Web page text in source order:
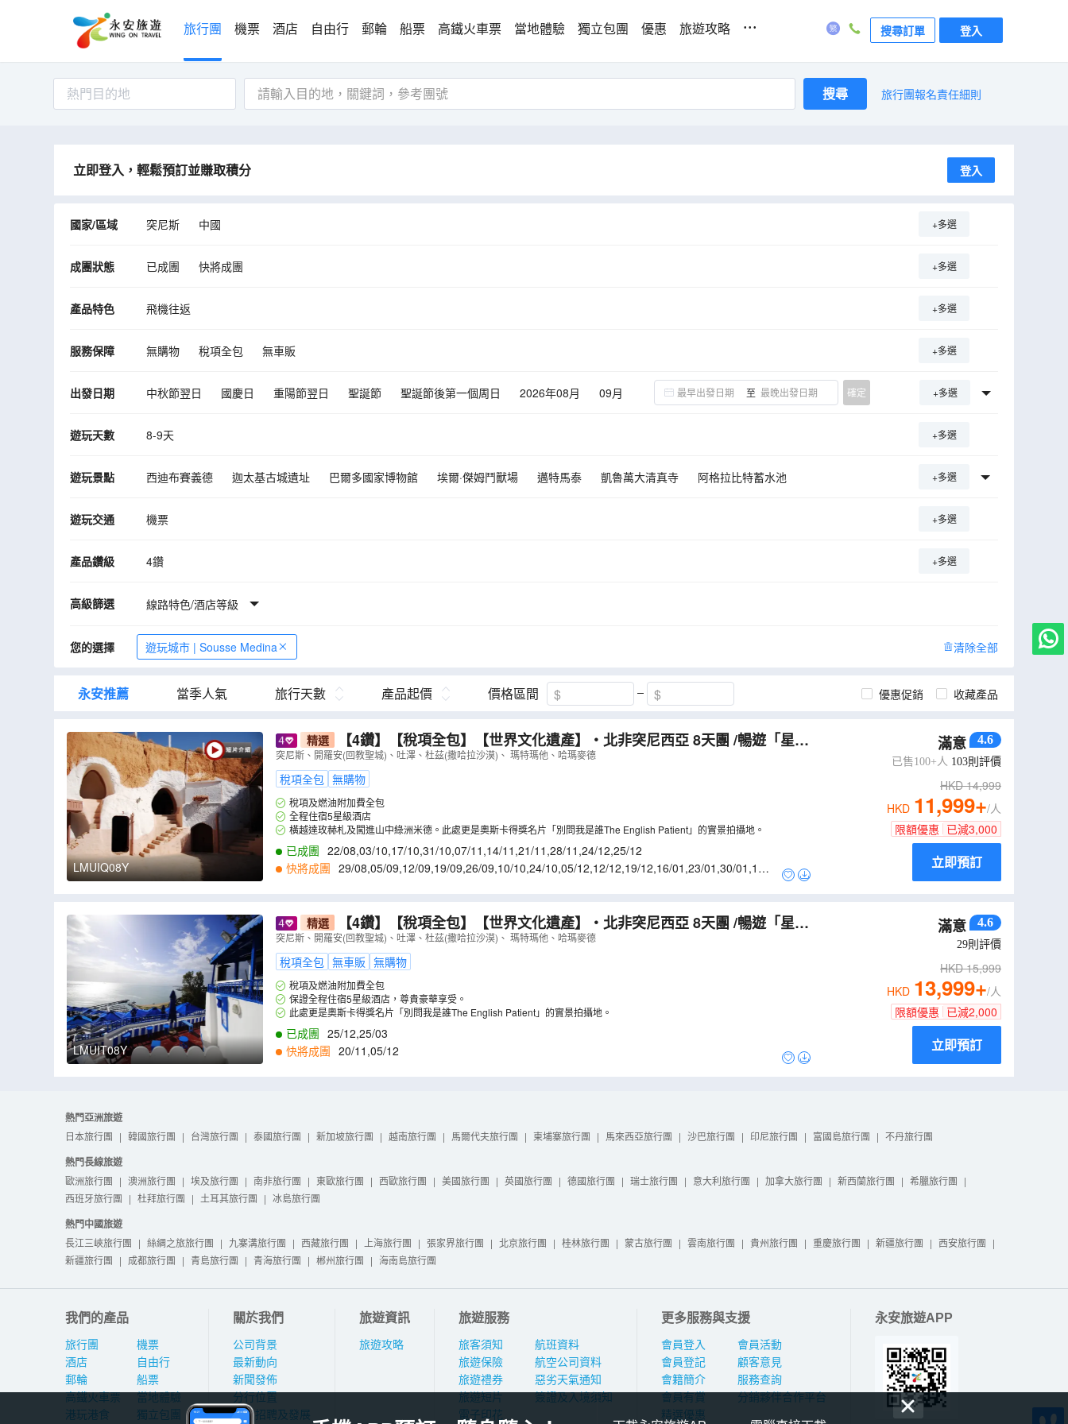
旅行團 機票 酒店 自由行 郵輪 船票 高鐵火車票 當地體驗 獨立包團 優惠 旅遊攻略 ... 搜尋訂單 登入
熱門目的地 搜尋 旅行團報名責任細則
立即登入，輕鬆預訂並賺取積分 登入
國家/區域 突尼斯 中國 +多選
成團狀態 已成團 快將成團 +多選
產品特色 飛機往返 +多選
服務保障 無購物 稅項全包 無車販 +多選
出發日期 中秋節翌日 國慶日 重陽節翌日 聖誕節 聖誕節後第一個周日 2026年08月
09月
至 確定 +多選
遊玩天數 8-9天 +多選
遊玩景點 西迪布賽義德 迦太基古城遺址 巴爾多國家博物館 埃爾·傑姆鬥獸場 邁特馬泰 凱魯萬大清真寺
阿格拉比特蓄水池
+多選
遊玩交通 機票 +多選
產品鑽級 4鑽 +多選
高級篩選 線路特色/酒店等級
您的選擇 遊玩城市 | Sousse Medina 清除全部
永安推薦 當季人氣 旅行天數 產品起價 價格區間 優惠促銷 收藏產品
LMUIQ08Y
精選 【4鑽】【稅項全包】【世界文化遺產】‧北非突尼西亞 8天團 /暢遊「星球
大戰Star Wars」實景拍攝地～瑪特瑪他/暢遊地中海藍天白屋風情～西迪布塞伊德/全
程午、晚餐包享用蒸餾水
突尼斯、開羅安(回教聖城)、吐澤、杜茲(撒哈拉沙漠)、 瑪特瑪他、哈瑪麥德
稅項全包 無購物
稅項及燃油附加費全包
全程住宿5星級酒店
橫越達玫赫札及闖進山中綠洲米德。此處更是奧斯卡得獎名片「別問我是誰The English Patient」的實景拍攝地。
已成團 22/08,03/10,17/10,31/10,07/11 ,14/11 ,21/11 ,28/11 ,24/12,25/12
快將成團 29/08,05/09,12/09,19/09,26/09,10/10,24/10,05/12,12/12,19/12,16/01 ,23/01 ,30/01 ,13/0
滿意 4.6
已售100+人 103則評價
HKD14,999
HKD 11,999+/人
限額優惠 已減3,000
立即預訂
LMUIT08Y
精選 【4鑽】【稅項全包】【世界文化遺產】‧北非突尼西亞 8天團 /暢遊「星球
大戰Star Wars」實景拍攝地～瑪特瑪他/暢遊地中海藍天白屋風情～西迪布塞伊德/全
程午、晚餐包享用蒸餾水
突尼斯、開羅安(回教聖城)、吐澤、杜茲(撒哈拉沙漠)、 瑪特瑪他、哈瑪麥德
稅項全包 無車販 無購物
稅項及燃油附加費全包
保證全程住宿5星級酒店，尊貴豪華享受。
此處更是奧斯卡得獎名片「別問我是誰The English Patient」的實景拍攝地。
已成團 25/12,25/03
快將成團 20/11 ,05/12
滿意 4.6
29則評價
HKD15,999
HKD 13,999+/人
限額優惠 已減2,000
立即預訂
熱門亞洲旅遊
日本旅行團 | 韓國旅行團 | 台灣旅行團 | 泰國旅行團 | 新加坡旅行團 | 越南旅行團 | 馬爾代夫旅行團 | 柬埔寨旅行團 | 馬來西亞旅行團 | 沙巴旅行團 | 印尼旅行團 | 富國島旅行團 | 不丹旅行團
熱門長線旅遊
歐洲旅行團 | 澳洲旅行團 | 埃及旅行團 | 南非旅行團 | 東歐旅行團 | 西歐旅行團 | 美國旅行團 | 英國旅行團 | 德國旅行團 | 瑞士旅行團 | 意大利旅行團 | 加拿大旅行團 | 新西蘭旅行團 | 希臘旅行團 |
西班牙旅行團 | 杜拜旅行團 | 土耳其旅行團 | 冰島旅行團
熱門中國旅遊
長江三峽旅行團 | 絲綢之旅旅行團 | 九寨溝旅行團 | 西藏旅行團 | 上海旅行團 | 張家界旅行團 | 北京旅行團 | 桂林旅行團 | 蒙古旅行團 | 雲南旅行團 | 貴州旅行團 | 重慶旅行團 | 新疆旅行團 | 西安旅行團 |
新疆旅行團 | 成都旅行團 | 青島旅行團 | 青海旅行團 | 郴州旅行團 | 海南島旅行團
我們的產品
旅行團
酒店
郵輪
高鐵火車票
港玩港食
機票
自由行
船票
當地體驗
獨立包團
關於我們
公司背景
最新動向
新聞發佈
分行位置
人才招聘及發展
旅遊資訊
旅遊攻略
旅遊服務
旅客須知
旅遊保險
旅遊禮券
旅遊短片
電子印花
航班資料
航空公司資料
惡劣天氣通知
簽證及入境須知
更多服務與支援
會員登入
會員登記
會籍簡介
會員有賞
精選優惠
會員活動
顧客意見
服務查詢
分銷夥伴合作平台
永安旅遊APP